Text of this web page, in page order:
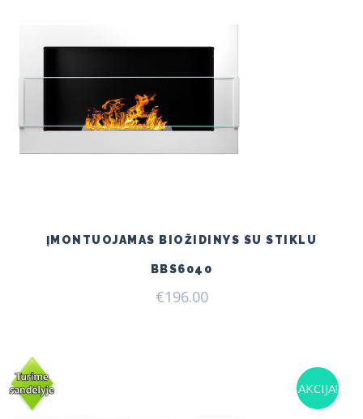
ĮMONTUOJAMAS BIOŽIDINYS SU STIKLU
BBS6040
€196.00
AKCIJA!